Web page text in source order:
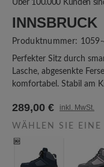
Über 100.000 Kunden
INNSBRUCK
Produktnummer:
Perfekter Sitz durch
Lasche, abgesenkte
komfortabel. Stabil am
289,00 € inkl. MwSt.
WÄHLEN SIE EINE